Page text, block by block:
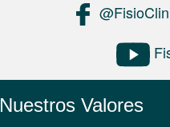
Nuestros Valores